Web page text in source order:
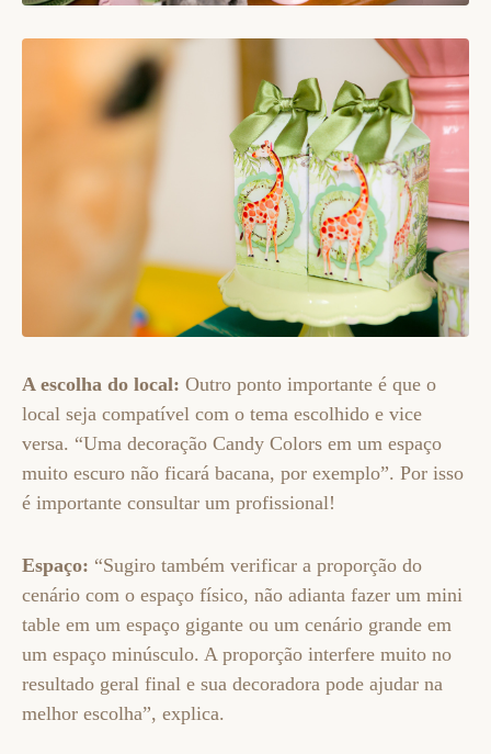
A escolha do local: Outro ponto importante é que o
local seja compatível com o tema escolhido e vice
versa. “Uma decoração Candy Colors em um espaço
muito escuro não ficará bacana, por exemplo”. Por isso
é importante consultar um profissional!
Espaço: “Sugiro também verificar a proporção do
cenário com o espaço físico, não adianta fazer um mini
table em um espaço gigante ou um cenário grande em
um espaço minúsculo. A proporção interfere muito no
resultado geral final e sua decoradora pode ajudar na
melhor escolha”, explica.